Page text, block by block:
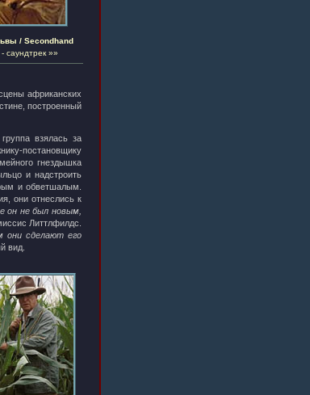
/ Secondhand
саундтрек »»
африканских
построенный
взялась за
постановщику
гнездышка
и надстроить
и обветшалым.
они отнеслись к
он не был новым,
Литтлфилдс.
они сделают его
вид.